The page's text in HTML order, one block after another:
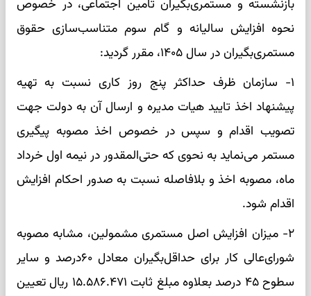
بازنشسته و مستمری‌بگیران تامین اجتماعی، در خصوص
نحوه افزایش سالیانه و گام سوم متناسب‌سازی حقوق
مستمری‌بگیران در سال ۱۴۰۵، مقرر گردید:
١- سازمان ظرف حداکثر پنج روز کاری نسبت به تهیه
پیشنهاد اخذ تایید هیات مدیره و ارسال آن به دولت جهت
تصویب اقدام و سپس در خصوص اخذ مصوبه پیگیری
مستمر می‌نماید به نحوی که حتی‌المقدور در نیمه اول خرداد
ماه، مصوبه اخذ و بلافاصله نسبت به صدور احکام افزایش
اقدام شود.
٢- میزان افزایش اصل مستمری مشمولین، مشابه مصوبه
شورای‌عالی کار برای حداقل‌بگیران معادل ۶۰درصد و سایر
سطوح ۴۵ درصد بعلاوه مبلغ ثابت ۱۵.۵۸۶.۴۷۱ ریال تعیین